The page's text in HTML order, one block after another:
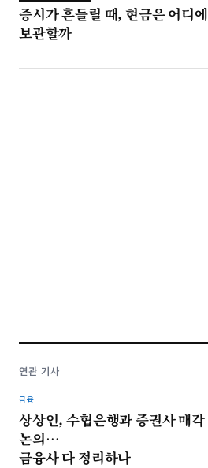
증시가 흔들릴 때, 현금은 어디에
보관할까
연관 기사
금융
상상인, 수협은행과 증권사 매각
논의…
금융사 다 정리하나